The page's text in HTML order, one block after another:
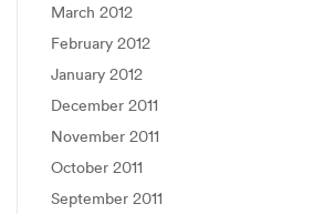
March 2012
February 2012
January 2012
December 2011
November 2011
October 2011
September 2011